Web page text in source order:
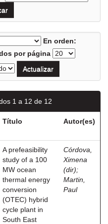
En orden:
por página
1 a 12 de 12
Título Autor(es)
A prefeasibility
study of a 100
MW ocean
thermal energy
conversion
(OTEC) hybrid
cycle plant in
South East
Córdova,
Ximena
(dir);
Martin,
Paul